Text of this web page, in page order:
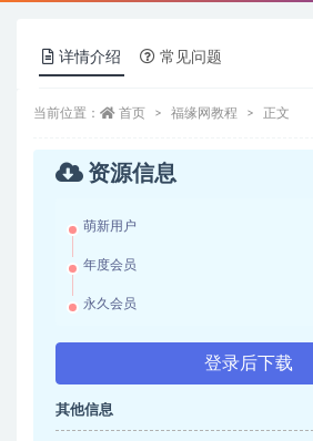
详情介绍 常见问题
当前位置： 首页 福缘网教程 正文
资源信息
萌新用户
年度会员
永久会员
登录后下载
其他信息